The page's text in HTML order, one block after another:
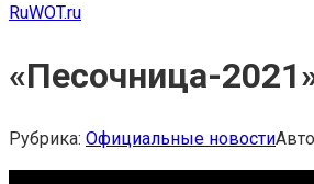
RuWOT.ru
«Песочница-
Рубрика: Официальные новости